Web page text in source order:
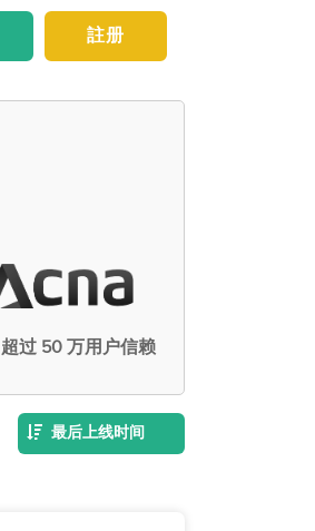
註册
超过 50 万用户信赖
最后上线时间